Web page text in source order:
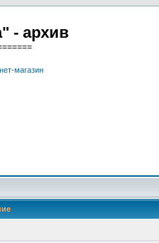
- архив
магазин